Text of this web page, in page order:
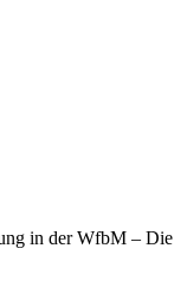
in der WfbM – Die